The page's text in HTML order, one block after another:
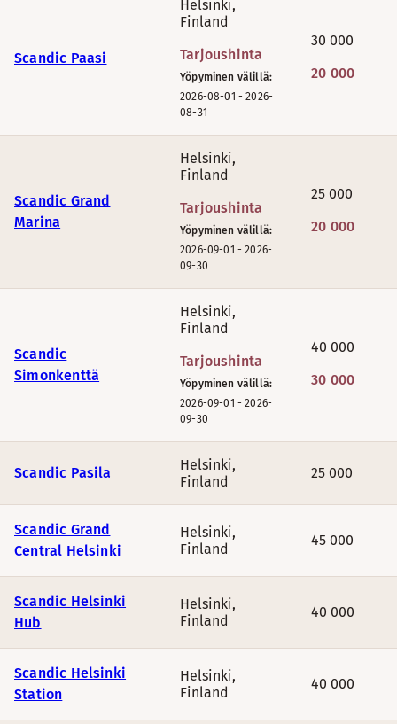
Scandic Paasi
Helsinki,
Finland
Tarjoushinta
Yöpyminen välillä:
2026-08-01 -2026-
08-31
30 000
20 000
Scandic Grand
Marina
Helsinki,
Finland
Tarjoushinta
Yöpyminen välillä:
2026-09-01 -2026-
09-30
25 000
20 000
Scandic
Simonkenttä
Helsinki,
Finland
Tarjoushinta
Yöpyminen välillä:
2026-09-01 -2026-
09-30
40 000
30 000
Scandic Pasila Helsinki,
Finland
25 000
Scandic Grand
Central Helsinki
Helsinki,
Finland
45 000
Scandic Helsinki
Hub
Helsinki,
Finland
40 000
Scandic Helsinki
Station
Helsinki,
Finland
40 000